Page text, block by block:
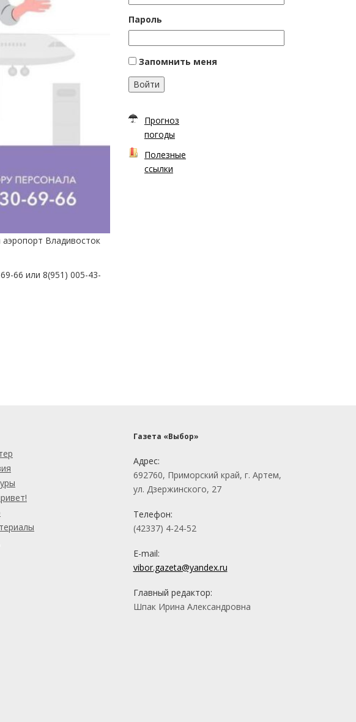
Владивосток
66 или 8(951) 005-43-
Пароль
Запомнить меня
Войти
Прогноз
погоды
Полезные
ссылки
Газета «Выбор»
Адрес:
692760, Приморский край, г. Артем,
ул. Дзержинского, 27
Телефон:
(42337) 4-24-52
E-mail:
vibor.gazeta@yandex.ru
Главный редактор:
Шпак Ирина Александровна